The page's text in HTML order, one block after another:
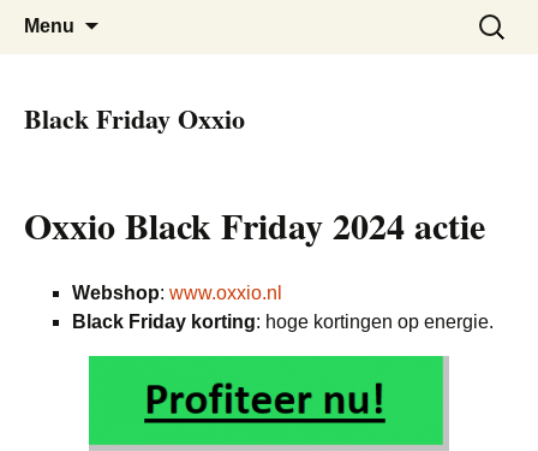
Black Friday Super SALE
De beste kortingen bij elkaar!
Menu
Zoeken
naar:
Black Friday Oxxio
Oxxio Black Friday 2024 actie
Webshop: www.oxxio.nl
Black Friday korting: hoge kortingen op energie.